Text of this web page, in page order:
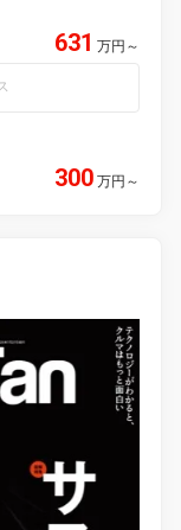
631 万円 ～
300 万円 ～